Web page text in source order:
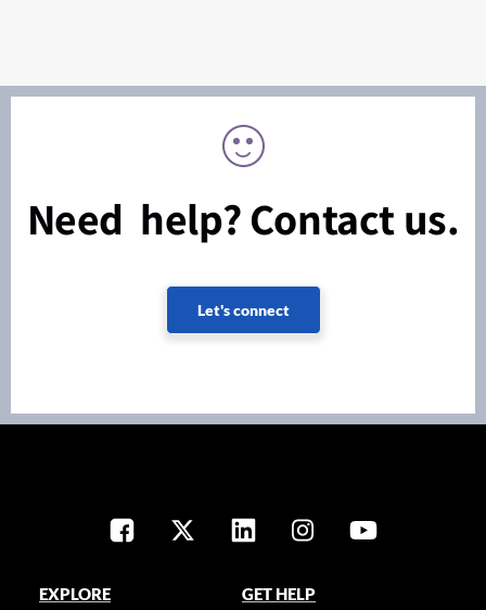
Need help? Contact us.
Let's connect
EXPLORE
GET HELP